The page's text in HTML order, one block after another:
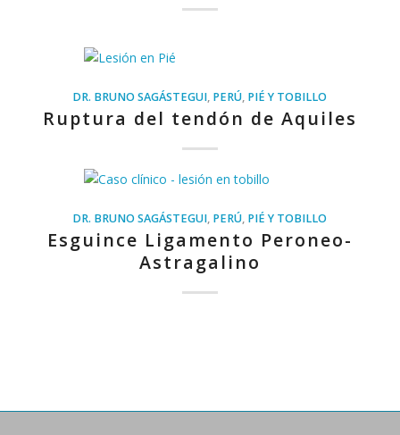
DR. BRUNO SAGÁSTEGUI, PERÚ, PIÉ Y TOBILLO
Ruptura del tendón de Aquiles
DR. BRUNO SAGÁSTEGUI, PERÚ, PIÉ Y TOBILLO
Esguince Ligamento Peroneo-
Astragalino